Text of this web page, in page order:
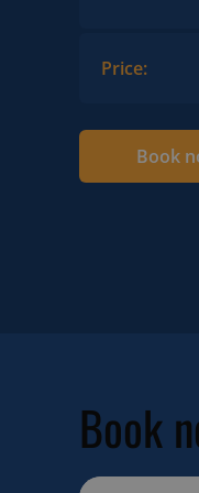
Price:
Book
Book